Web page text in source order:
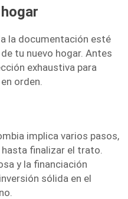
la documentación esté
tu nuevo hogar. Antes
exhaustiva para
orden.
implica varios pasos,
finalizar el trato.
y la financiación
sólida en el